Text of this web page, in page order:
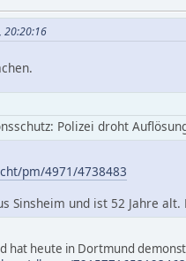
20:20:16
Polizei droht
pm/4971/4738483
Sinsheim und ist 52 Jahre alt.
hat heute in Dortmund